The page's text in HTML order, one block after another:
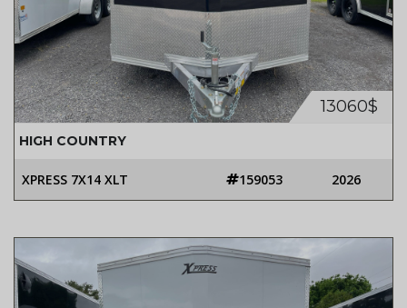
13060$
HIGH COUNTRY
XPRESS 7X14 XLT 159053 2026